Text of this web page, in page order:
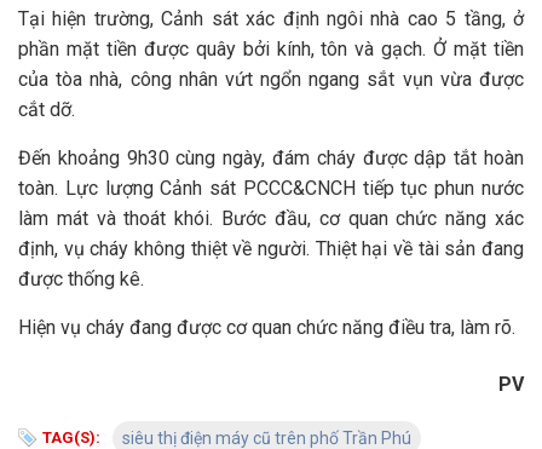
Tại hiện trường, Cảnh sát xác định ngôi nhà cao 5 tầng, ở
phần mặt tiền được quây bởi kính, tôn và gạch. Ở mặt tiền
của tòa nhà, công nhân vứt ngổn ngang sắt vụn vừa được
cắt dỡ.
Đến khoảng 9h30 cùng ngày, đám cháy được dập tắt hoàn
toàn. Lực lượng Cảnh sát PCCC&CNCH tiếp tục phun nước
làm mát và thoát khói. Bước đầu, cơ quan chức năng xác
định, vụ cháy không thiệt về người. Thiệt hại về tài sản đang
được thống kê.
Hiện vụ cháy đang được cơ quan chức năng điều tra, làm rõ.
PV
TAG(S): siêu thị điện máy cũ trên phố Trần Phú